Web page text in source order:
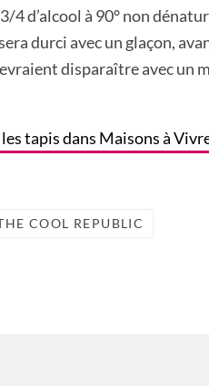
4 d’alcool à 90° non
durci avec un glaçon,
disparaître avec un
tapis dans Maisons à
COOL REPUBLIC